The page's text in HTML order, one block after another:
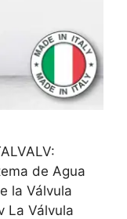
de Agua
la Válvula
La Válvula